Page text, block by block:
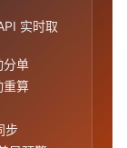
实时取
分单
重算
步